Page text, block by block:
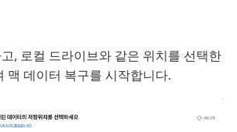
, 로컬 드라이브와 같은 위치를 선택한
맥 데이터 복구를 시작합니다.